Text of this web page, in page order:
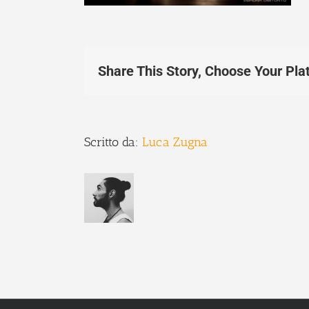
Share This Story, Choose Your
Scritto da: Luca Zugna